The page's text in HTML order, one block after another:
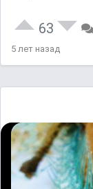
63
5 лет назад